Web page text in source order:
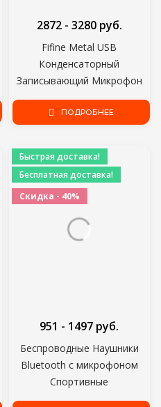
Fifine Metal USB
Конденсаторный
Записывающий Микрофон
Для Ноутбука Windows
Cardioid Studio Recording
K669
2872 - 3280 руб.
ПОДРОБНЕЕ
Быстрая доставка!
Бесплатная доставка!
Скидка - 40%
Беспроводные Наушники
Bluetooth с микрофоном
Спортивные
Водонепроницаемые TWS
951 - 1497 руб.